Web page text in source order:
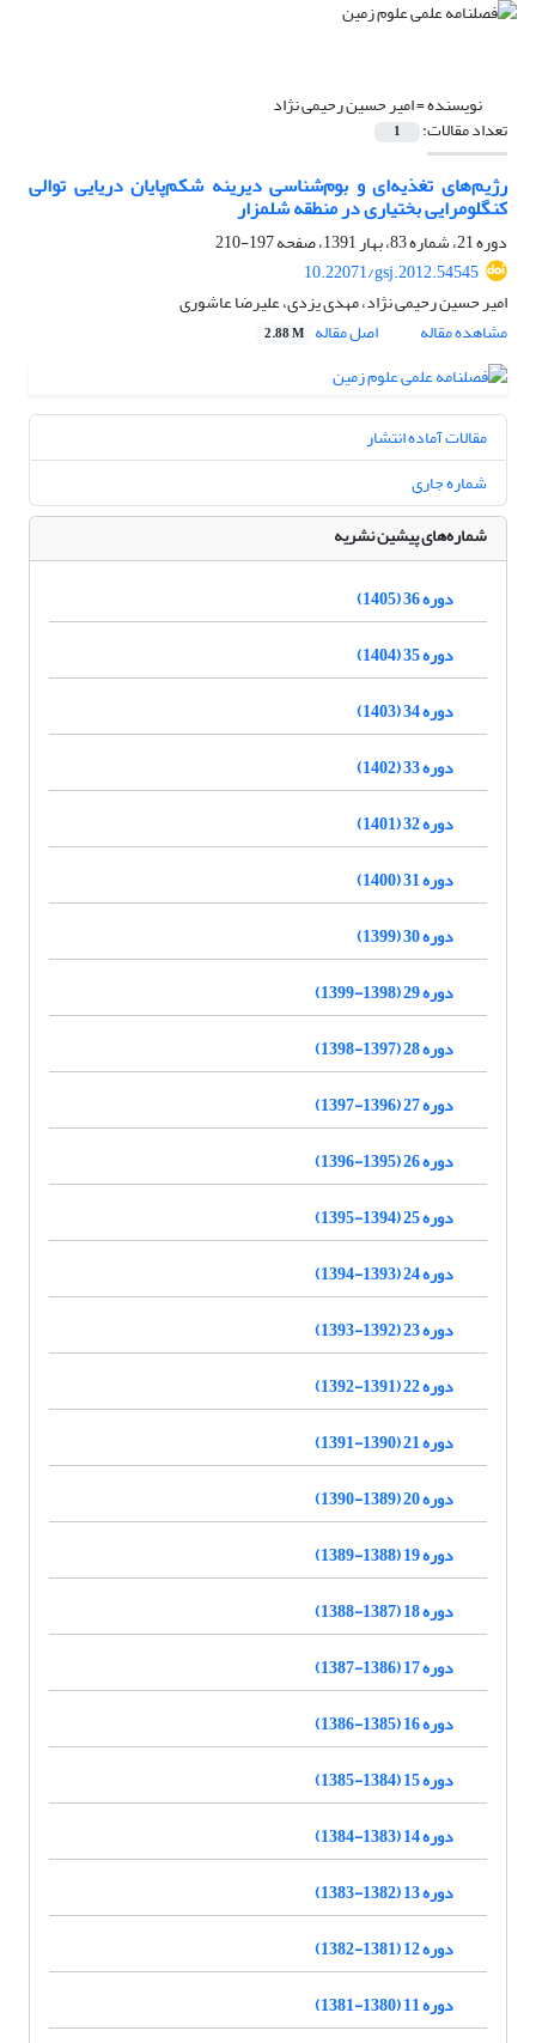
نویسنده =امیر حسین رحیمی نژاد
تعداد مقالات: 1
رژیم‌های تغذیه‌ای و بوم‌شناسی دیرینه شکم‌پایان دریایی توالی
کنگلومرایی بختیاری در منطقه شلمزار
دوره 21، شماره 83، بهار 1391، صفحه
197-210
10.22071/gsj.2012.54545
امیر حسین رحیمی نژاد، مهدی یزدی، علیرضا عاشوری
مشاهده مقاله
اصل مقاله 2.88 M
مقالات آماده انتشار
شماره جاری
شماره‌های پیشین نشریه
دوره 36 (1405)
دوره 35 (1404)
دوره 34 (1403)
دوره 33 (1402)
دوره 32 (1401)
دوره 31 (1400)
دوره 30 (1399)
دوره 29 (1398-1399)
دوره 28 (1397-1398)
دوره 27 (1396-1397)
دوره 26 (1395-1396)
دوره 25 (1394-1395)
دوره 24 (1393-1394)
دوره 23 (1392-1393)
دوره 22 (1391-1392)
دوره 21 (1390-1391)
دوره 20 (1389-1390)
دوره 19 (1388-1389)
دوره 18 (1387-1388)
دوره 17 (1386-1387)
دوره 16 (1385-1386)
دوره 15 (1384-1385)
دوره 14 (1383-1384)
دوره 13 (1382-1383)
دوره 12 (1381-1382)
دوره 11 (1380-1381)